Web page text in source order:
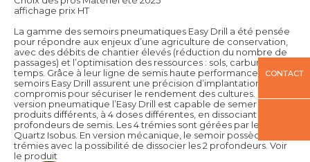
affichage prix HT
La gamme des semoirs pneumatiques Easy Drill a été pensée
pour répondre aux enjeux d’une agriculture de conservation,
avec des débits de chantier élevés (réduction du nombre de
passages) et l’optimisation des ressources : sols, carburant,
temps. Grâce à leur ligne de semis haute performance, les
semoirs Easy Drill assurent une précision d’implantation sans
compromis pour sécuriser le rendement des cultures. En
version pneumatique l’Easy Drill est capable de semer 4
produits différents, à 4 doses différentes, en dissociant 2
profondeurs de semis. Les 4 trémies sont gérées par le boîtier
Quartz Isobus. En version mécanique, le semoir possède 2
trémies avec la possibilité de dissocier les 2 profondeurs. Voir
le produit
CONTACT